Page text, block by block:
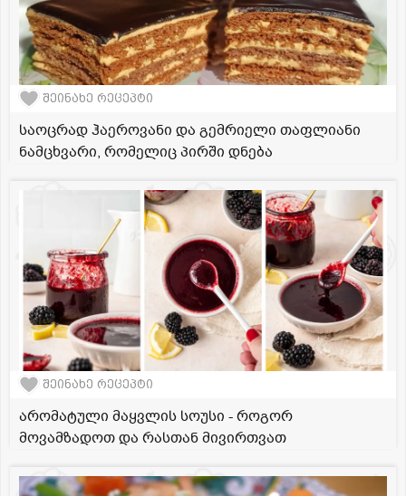
შეინახე რეცეპტი
საოცრად ჰაეროვანი და გემრიელი თაფლიანი
ნამცხვარი, რომელიც პირში დნება
შეინახე რეცეპტი
არომატული მაყვლის სოუსი - როგორ
მოვამზადოთ და რასთან მივირთვათ